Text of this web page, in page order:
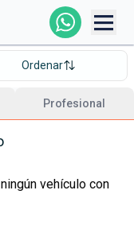
Ordenar
Profesional
vehículo con